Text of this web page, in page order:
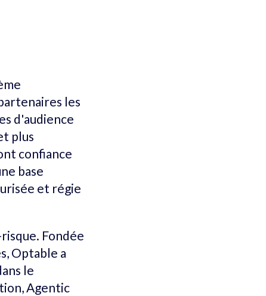
les
d'audience
plus
confiance
base
et régie
Fondée
Optable a
le
Agentic